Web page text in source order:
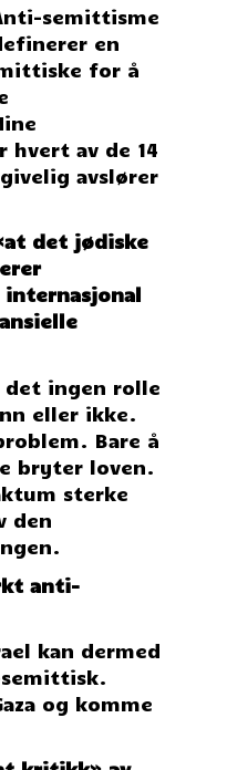
semittisme
en
for å
hvert av de 14
avslører
det jødiske
ingen rolle
eller ikke.
Bare å
bryter loven.
sterke
den
anti-
kan dermed
og komme